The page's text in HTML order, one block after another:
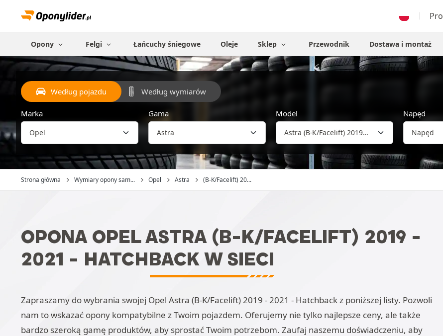
Pro
Opony Felgi Łańcuchy śniegowe Oleje Sklep Przewodnik Dostawa i montaż
Według pojazdu Według wymiarów
Marka Gama Model Napęd
Strona główna Wymiary opony sam... Opel Astra (B-K/Facelift) 20...
OPONA OPEL ASTRA (B-K/FACELIFT) 2019 -
2021 - HATCHBACK W SIECI
Zapraszamy do wybrania swojej Opel Astra (B-K/Facelift) 2019 - 2021 - Hatchback z poniższej listy. Pozwoli
nam to wskazać opony kompatybilne z Twoim pojazdem. Oferujemy nie tylko najlepsze ceny, ale także
bardzo szeroką gamę produktów, aby sprostać Twoim potrzebom. Zaufaj naszemu doświadczeniu, aby